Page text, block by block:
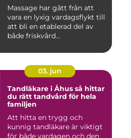
Massage har gått från att
vara en lyxig vardagsflykt till
att bli en etablerad del av
både friskvård...
03. jun
Tandläkare i Åhus så hittar
du rätt tandvård för hela
familjen
Att hitta en trygg och
kunnig tandläkare är viktigt
för både vardagen och den